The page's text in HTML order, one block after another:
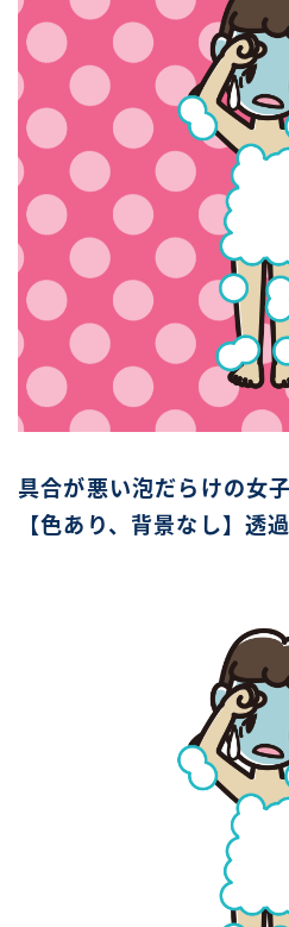
具合が悪い泡だらけの女
【色あり、背景なし】透